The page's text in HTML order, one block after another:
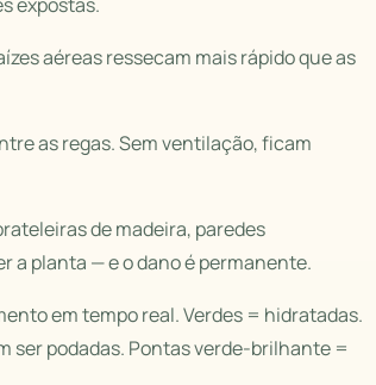
aéreas ressecam mais rápido que as
as regas. Sem ventilação, ficam
de madeira, paredes
a planta — e o dano é permanente.
em tempo real. Verdes = hidratadas.
ser podadas. Pontas verde-brilhante =